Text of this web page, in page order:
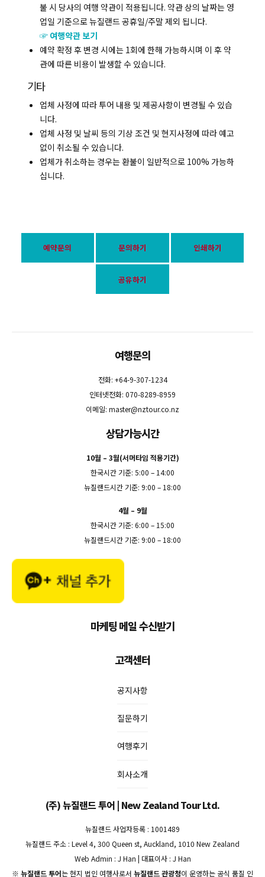
불 시 당사의 여행 약관이 적용됩니다. 약관 상의 날짜는 영
업일 기준으로 뉴질랜드 공휴일/주말 제외 됩니다.
☞ 여행약관 보기
예약 확정 후 변경 시에는 1회에 한해 가능하시며 이 후 약
관에 따른 비용이 발생할 수 있습니다.
기타
업체 사정에 따라 투어 내용 및 제공사항이 변경될 수 있습
니다.
업체 사정 및 날씨 등의 기상 조건 및 현지사정에 따라 예고
없이 취소될 수 있습니다.
업체가 취소하는 경우는 환불이 일반적으로 100% 가능하
십니다.
예약문의 문의하기 인쇄하기
공유하기
여행문의
전화: +64-9-307-1234
인터넷전화: 070-8289-8959
이메일: master@nztour.co.nz
상담가능시간
10월 – 3월(서머타임 적용기간)
한국시간 기준: 5:00 – 14:00
뉴질랜드시간 기준: 9:00 – 18:00
4월 – 9월
한국시간 기준: 6:00 – 15:00
뉴질랜드시간 기준: 9:00 – 18:00
마케팅 메일 수신받기
고객센터
공지사항
질문하기
여행후기
회사소개
(주) 뉴질랜드 투어 | New Zealand Tour Ltd.
뉴질랜드 사업자등록 : 1001489
뉴질랜드 주소 : Level 4, 300 Queen st, Auckland, 1010 New Zealand
Web Admin : J Han | 대표이사 : J Han
※ 뉴질랜드 투어는 현지 법인 여행사로서 뉴질랜드 관광청이 운영하는 공식 품질 인